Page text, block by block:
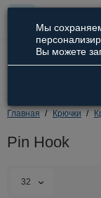
Главная Крючки
Pin Hook
32
Мы
Вы можете